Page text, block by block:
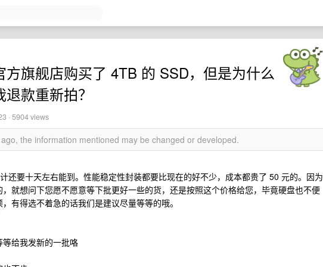
方旗舰店购买了 4TB 的 SSD，但是为什么
款重新拍？
· 5904 views
the information mentioned may be changed or developed.
还要十天左右能到。性能稳定性封装都要比现在的好不少，成本都贵了 50 元的。因为
就想问下您愿不愿意等下批更好一些的货，还是按照这个价格给您，毕竟硬盘也不便
有得选不着急的话我们是建议尽量等等的哦。
给我发新的一批咯